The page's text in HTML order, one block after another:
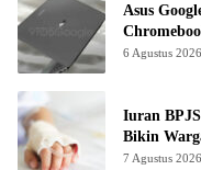
Asus
6 Agustus 2026
Iuran
Bikin
7 Agustus 2026